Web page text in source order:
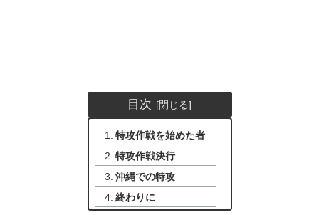
目次
特攻作戦を始めた者
特攻作戦決行
沖縄での特攻
終わりに